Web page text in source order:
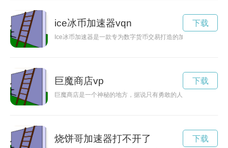
ice冰币加速器vqn
Ice冰币加速器是一款专为数字货币交易打造的加速器软件，通
下载
巨魔商店vp
巨魔商店是一个神秘的地方，据说只有勇敢的人才可以找到它
下载
烧饼哥加速器打不开了 下载